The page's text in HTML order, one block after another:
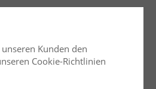
Kunden den
Cookie-Richtlinien